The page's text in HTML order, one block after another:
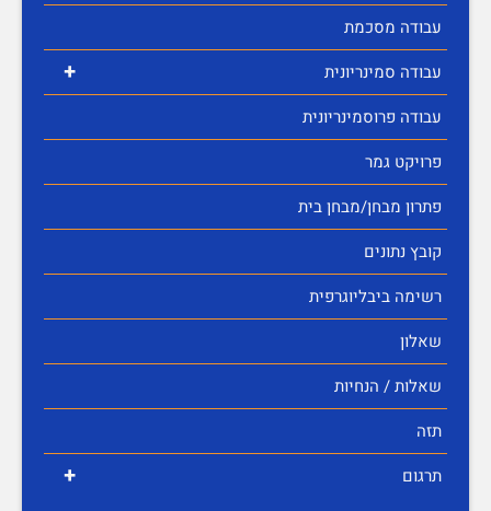
עבודה מסכמת
+
עבודה סמינריונית
עבודה פרוסמינריונית
פרויקט גמר
פתרון מבחן/מבחן בית
קובץ נתונים
רשימה ביבליוגרפית
שאלון
שאלות / הנחיות
תזה
+ תרגום